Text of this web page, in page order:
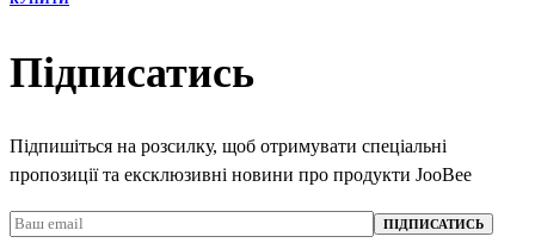
Підписатись
Підпишіться на розсилку, щоб отримувати спеціальні
пропозиції та ексклюзивні новини про продукти JooBee